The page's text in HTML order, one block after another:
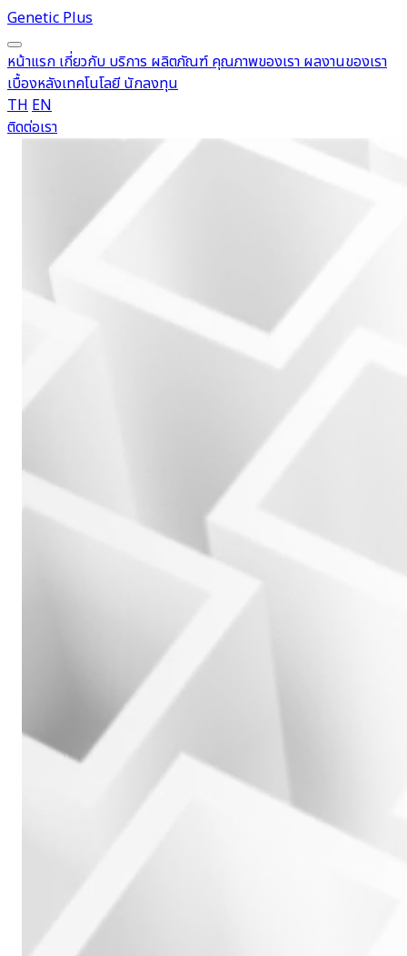
Genetic Plus
หน้าแรกเกี่ยวกับบริการผลิตภัณฑ์คุณภาพของเราผลงานของเรา
เบื้องหลังเทคโนโลยีนักลงทุน
THEN
ติดต่อเรา